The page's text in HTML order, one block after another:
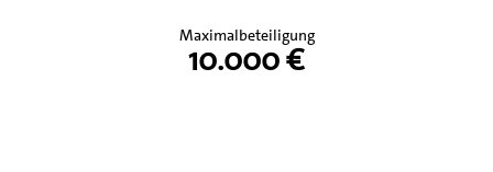
Maximalbeteiligung
10.000 €